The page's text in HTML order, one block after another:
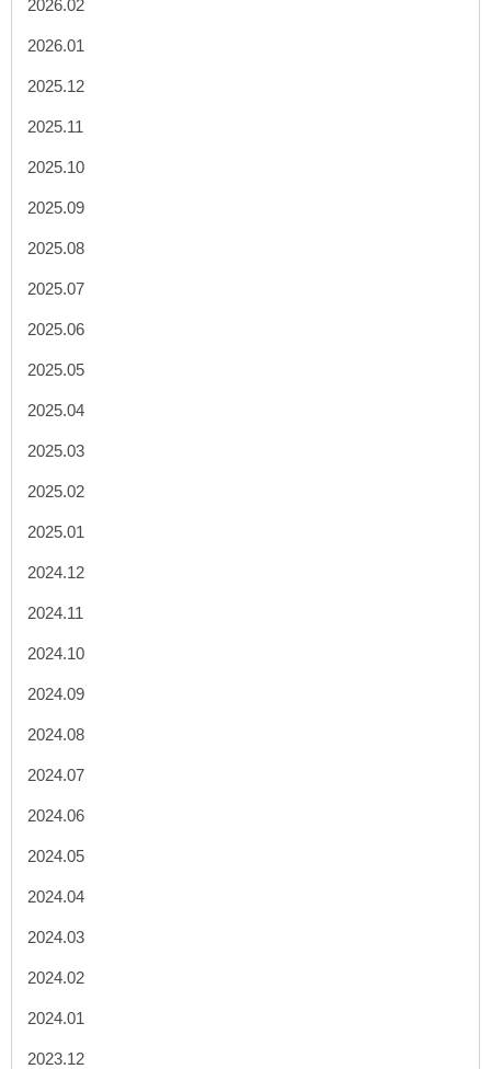
2026.02
2026.01
2025.12
2025.11
2025.10
2025.09
2025.08
2025.07
2025.06
2025.05
2025.04
2025.03
2025.02
2025.01
2024.12
2024.11
2024.10
2024.09
2024.08
2024.07
2024.06
2024.05
2024.04
2024.03
2024.02
2024.01
2023.12